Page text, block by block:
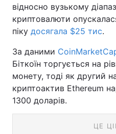
відносно вузькому
криптовалюти
піку досягала $25 тис.
За даними
Біткоїн торгується на
монету, тоді як другий
криптоактив Ethereum
1300 доларів.